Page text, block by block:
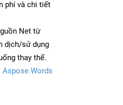
phí và chi tiết
Net từ
dịch/sử dụng
thay thế.
Aspose.Words